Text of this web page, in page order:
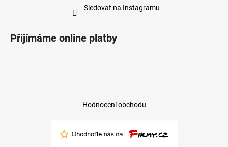
Sledovat na Instagramu
Přijímáme online platby
Hodnocení obchodu